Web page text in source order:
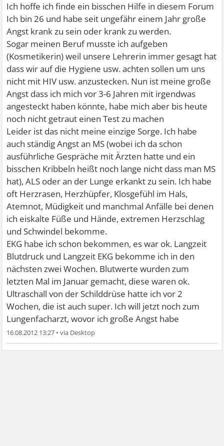
Ich hoffe ich finde ein bisschen Hilfe in diesem Forum
Ich bin 26 und habe seit ungefähr einem Jahr große
Angst krank zu sein oder krank zu werden.
Sogar meinen Beruf musste ich aufgeben
(Kosmetikerin) weil unsere Lehrerin immer gesagt hat
dass wir auf die Hygiene usw. achten sollen um uns
nicht mit HIV usw. anzustecken. Nun ist meine große
Angst dass ich mich vor 3-6 Jahren mit irgendwas
angesteckt haben könnte, habe mich aber bis heute
noch nicht getraut einen Test zu machen
Leider ist das nicht meine einzige Sorge. Ich habe
auch ständig Angst an MS (wobei ich da schon
ausführliche Gespräche mit Ärzten hatte und ein
bisschen Kribbeln heißt noch lange nicht dass man MS
hat), ALS oder an der Lunge erkankt zu sein. Ich habe
oft Herzrasen, Herzhüpfer, Klosgefühl im Hals,
Atemnot, Müdigkeit und manchmal Anfälle bei denen
ich eiskalte Füße und Hände, extremen Herzschlag
und Schwindel bekomme.
EKG habe ich schon bekommen, es war ok. Langzeit
Blutdruck und Langzeit EKG bekomme ich in den
nächsten zwei Wochen. Blutwerte wurden zum
letzten Mal im Januar gemacht, diese waren ok.
Ultraschall von der Schilddrüse hatte ich vor 2
Wochen, die ist auch super. Ich will jetzt noch zum
Lungenfacharzt, wovor ich große Angst habe
16.08.2012 13:27 •